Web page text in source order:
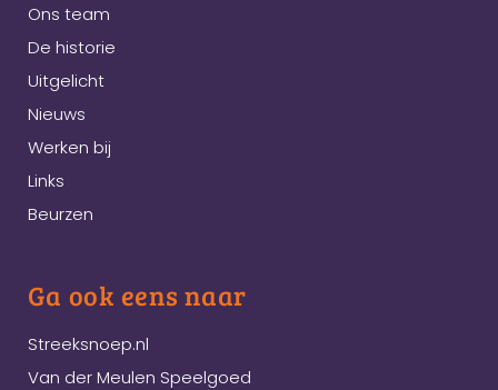
Ons team
De historie
Uitgelicht
Nieuws
Werken bij
Links
Beurzen
Ga ook eens naar
Streeksnoep.nl
Van der Meulen Speelgoed